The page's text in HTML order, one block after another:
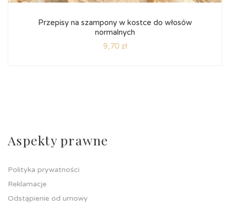
Przepisy na szampony w kostce do włosów
normalnych
9,70 zł
Aspekty prawne
Polityka prywatności
Reklamacje
Odstąpienie od umowy